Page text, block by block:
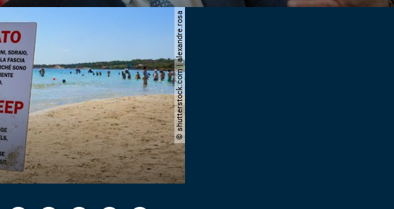
© shutterstock.com | alexandre.rosa